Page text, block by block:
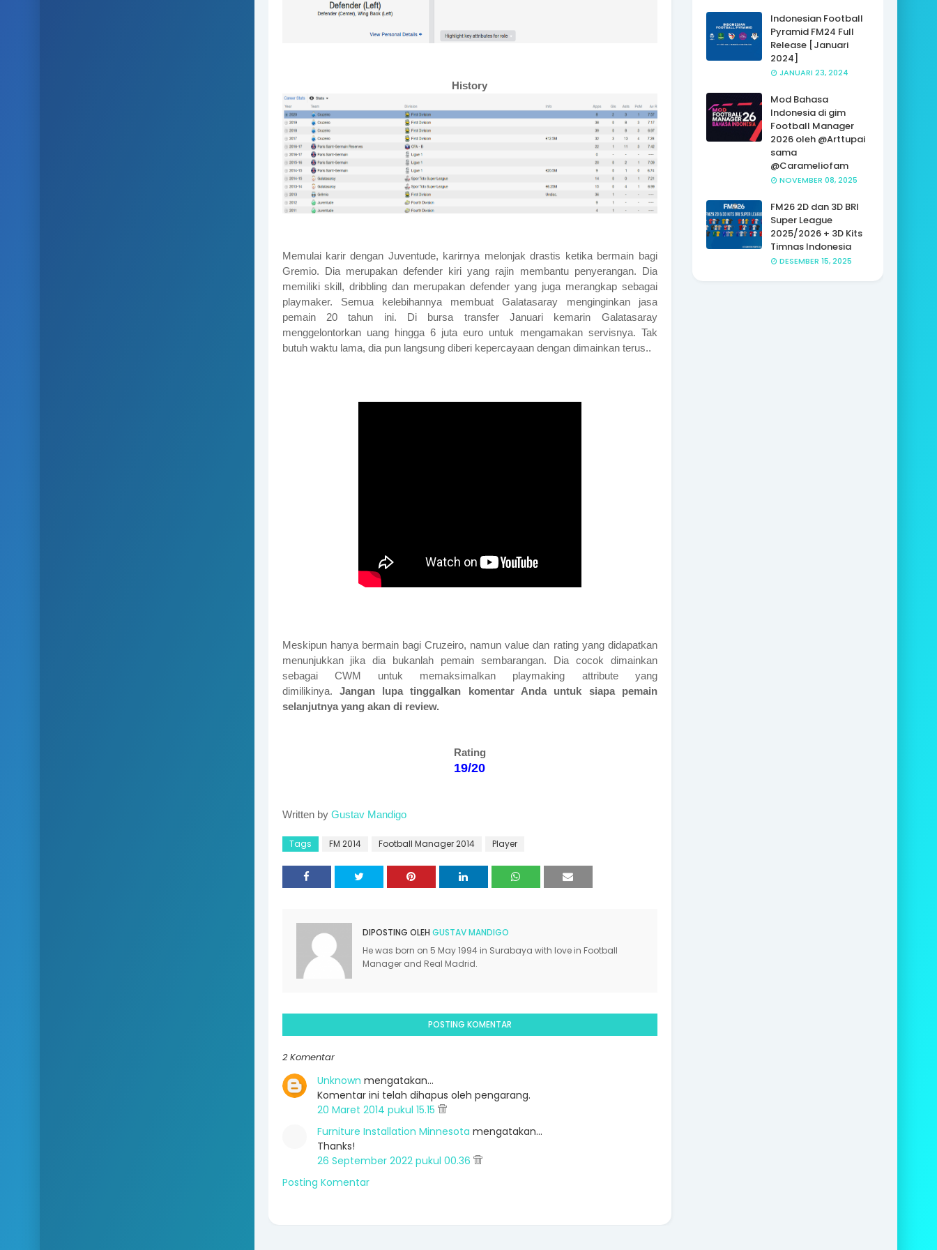
History
Memulai karir dengan Juventude, karirnya melonjak drastis ketika bermain bagi
Gremio. Dia merupakan defender kiri yang rajin membantu penyerangan. Dia
memiliki skill, dribbling dan merupakan defender yang juga merangkap sebagai
playmaker. Semua kelebihannya membuat Galatasaray menginginkan jasa
pemain 20 tahun ini. Di bursa transfer Januari kemarin Galatasaray
menggelontorkan uang hingga 6 juta euro untuk mengamakan servisnya. Tak
butuh waktu lama, dia pun langsung diberi kepercayaan dengan dimainkan terus..
Meskipun hanya bermain bagi Cruzeiro, namun value dan rating yang didapatkan
menunjukkan jika dia bukanlah pemain sembarangan. Dia cocok dimainkan
sebagai CWM untuk memaksimalkan playmaking attribute yang
dimilikinya. Jangan lupa tinggalkan komentar Anda untuk siapa pemain
selanjutnya yang akan di review.
Rating
19/20
Written by Gustav Mandigo
Tags FM 2014 Football Manager 2014 Player
DIPOSTING OLEH GUSTAV MANDIGO
He was born on 5 May 1994 in Surabaya with love in Football
Manager and Real Madrid.
POSTING KOMENTAR
2 Komentar
Unknown mengatakan…
Komentar ini telah dihapus oleh pengarang.
20 Maret 2014 pukul 15.15
Furniture Installation Minnesota mengatakan…
Thanks!
26 September 2022 pukul 00.36
Posting Komentar
Indonesian Football
Pyramid FM24 Full
Release [Januari
2024]
JANUARI 23, 2024
Mod Bahasa
Indonesia di gim
Football Manager
2026 oleh @Arttupai
sama
@Carameliofam
NOVEMBER 08, 2025
FM26 2D dan 3D BRI
Super League
2025/2026 + 3D Kits
Timnas Indonesia
DESEMBER 15, 2025